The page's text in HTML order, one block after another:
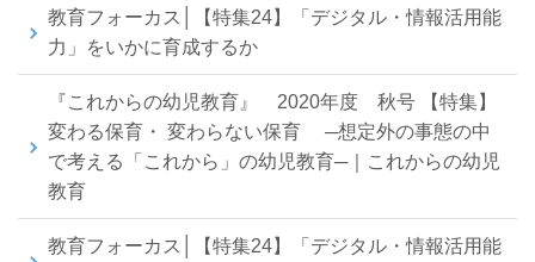
教育フォーカス│【特集24】「デジタル・情報活用能
力」をいかに育成するか
『これからの幼児教育』 2020年度 秋号 【特集】
変わる保育・ 変わらない保育 ─想定外の事態の中
で考える「これから」の幼児教育─｜これからの幼児
教育
教育フォーカス│【特集24】「デジタル・情報活用能